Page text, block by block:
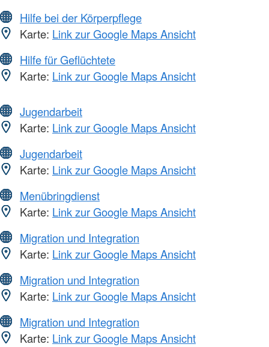
Hilfe bei der Körperpflege
Karte: Link zur Google Maps Ansicht
Hilfe für Geflüchtete
Karte: Link zur Google Maps Ansicht
Jugendarbeit
Karte: Link zur Google Maps Ansicht
Jugendarbeit
Karte: Link zur Google Maps Ansicht
Menübringdienst
Karte: Link zur Google Maps Ansicht
Migration und Integration
Karte: Link zur Google Maps Ansicht
Migration und Integration
Karte: Link zur Google Maps Ansicht
Migration und Integration
Karte: Link zur Google Maps Ansicht